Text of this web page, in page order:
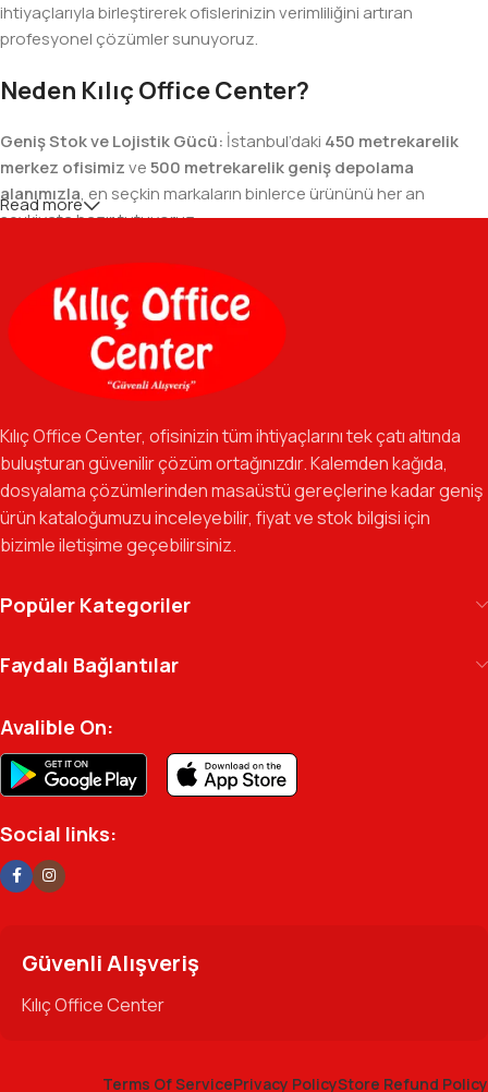
ihtiyaçlarıyla birleştirerek ofislerinizin verimliliğini artıran
profesyonel çözümler sunuyoruz.
Neden Kılıç Office Center?
Geniş Stok ve Lojistik Gücü: İstanbul’daki 450 metrekarelik
merkez ofisimizve500 metrekarelik geniş depolama
alanımızla, en seçkin markaların binlerce ürününü her an
sevkiyata hazır tutuyoruz.
Geniş Ürün Yelpazesi:Temel kırtasiye malzemelerinden teknik
ofis gereçlerine kadar, iş hayatınızda ihtiyaç duyduğunuz her
şeyi tek bir çatı altında, en uygun fiyat avantajlarıyla bulmanızı
sağlıyoruz.
Özverili Takım Ruhu:İşini tutkuyla yapan, güler yüzlü ve çözüm
güvenilir bir yol arkadaşı olmayı hedefliyoruz.
Gelecek Vizyonu:Kurumsal kimliğimizi yeni iş birlikleri ve global
markalarla güçlendirerek, Türkiye genelinde müşteri ağımızı her
geçen gün büyütmeye devam ediyoruz.
Kılıç Office Center
arşivinizdeki dosyaya kadar her detayda yanınızda.
Ofisinizin enerjisini ve verimliliğini artırmak için
profesyonel kadromuzla hizmetinizdeyiz.
Read more
Kılıç Office Center, ofisinizin tüm ihtiyaçlarını tek çatı altında
buluşturan güvenilir çözüm ortağınızdır. Kalemden kağıda,
dosyalama çözümlerinden masaüstü gereçlerine kadar geniş
ürün kataloğumuzu inceleyebilir, fiyat ve stok bilgisi için
bizimle iletişime geçebilirsiniz.
Popüler Kategoriler
Faydalı Bağlantılar
Avalible On:
Social links:
Güvenli Alışveriş
Kılıç Office Center
Terms Of ServicePrivacy PolicyStore Refund Policy